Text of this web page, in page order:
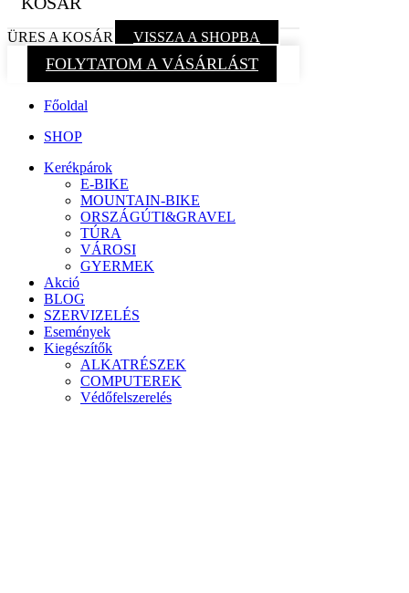
ÜRES A KOSÁR VISSZA A SHOPBA
FOLYTATOM A VÁSÁRLÁST
Főoldal
SHOP
Kerékpárok
E-BIKE
MOUNTAIN-BIKE
ORSZÁGÚTI&GRAVEL
TÚRA
VÁROSI
GYERMEK
Akció
BLOG
SZERVIZELÉS
Események
Kiegészítők
ALKATRÉSZEK
COMPUTEREK
Védőfelszerelés